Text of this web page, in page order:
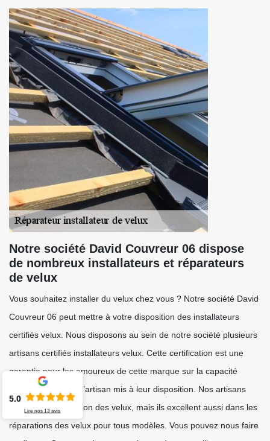
Notre société David Couvreur 06 dispose
de nombreux installateurs et réparateurs
de velux
Vous souhaitez installer du velux chez vous ? Notre société David
Couvreur 06 peut mettre à votre disposition des installateurs
certifiés velux. Nous disposons au sein de notre société plusieurs
artisans certifiés installateurs velux. Cette certification est une
garantie pour les amoureux de cette marque sur la capacité
professionnelle de l’artisan mis à leur disposition. Nos artisans
maitrisent l’installation des velux, mais ils excellent aussi dans les
réparations des velux pour tous modèles. Vous pouvez nous faire
5.0
Lire nos13 avis